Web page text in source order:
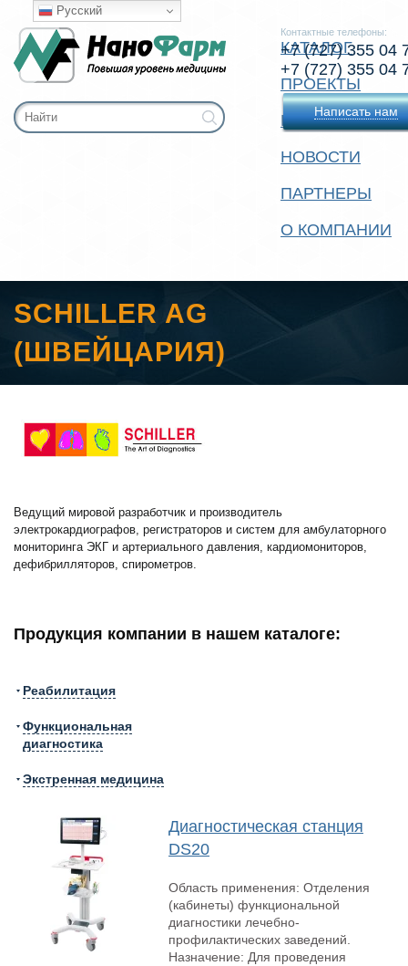
КАТАЛОГ
ПРОЕКТЫ
КОНТАКТЫ
НОВОСТИ
ПАРТНЕРЫ
О КОМПАНИИ
Контактные телефоны:
+7 (727) 355 04
+7 (727) 355 04
Написать нам
SCHILLER AG
(ШВЕЙЦАРИЯ)
Ведущий мировой разработчик и производитель
электрокардиографов, регистраторов и систем для амбулаторного
мониторинга ЭКГ и артериального давления, кардиомониторов,
дефибрилляторов, спирометров.
Продукция компании в нашем каталоге:
Реабилитация
Функциональная
диагностика
Экстренная медицина
Диагностическая станция
DS20
Область применения: Отделения
(кабинеты) функциональной
диагностики лечебно-
профилактических заведений.
Назначение: Для проведения
Русский